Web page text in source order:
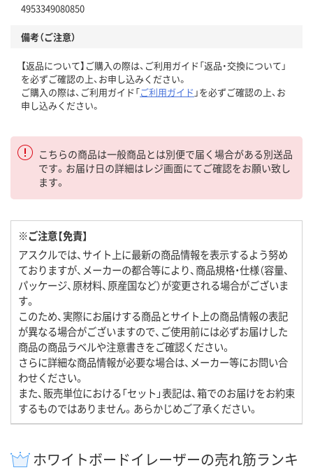
4953349080850
備考（ご注意）
【返品について】ご購入の際は、ご利用ガイド「返品・交換について」
を必ずご確認の上、お申し込みください。
ご購入の際は、ご利用ガイド「ご利用ガイド 」を必ずご確認の上、お
申し込みください。
こちらの商品は一般商品とは別便で届く場合がある別送品
です。お届け日の詳細はレジ画面にてご確認をお願い致し
ます。
※ご注意【免責】
アスクルでは、サイト上に最新の商品情報を表示するよう努め
ておりますが、メーカーの都合等により、商品規格・仕様（容量、
パッケージ、原材料、原産国など）が変更される場合がございま
す。
このため、実際にお届けする商品とサイト上の商品情報の表記
が異なる場合がございますので、ご使用前には必ずお届けした
商品の商品ラベルや注意書きをご確認ください。
さらに詳細な商品情報が必要な場合は、メーカー等にお問い合
わせください。
また、販売単位における「セット」表記は、箱でのお届けをお約束
するものではありません。あらかじめご了承ください。
ホワイトボードイレーザーの売れ筋ランキ